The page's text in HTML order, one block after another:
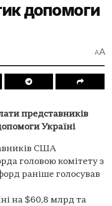
допомоги
AA
представників
Україні
США
головою комітету з
раніше голосував
на $60,8 млрд та